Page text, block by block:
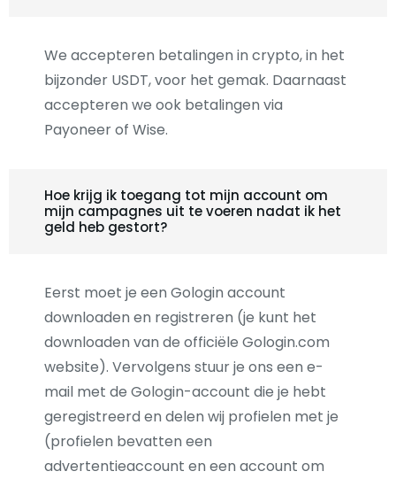
We accepteren betalingen in crypto, in het
bijzonder USDT, voor het gemak. Daarnaast
accepteren we ook betalingen via
Payoneer of Wise.
Hoe krijg ik toegang tot mijn account om
mijn campagnes uit te voeren nadat ik het
geld heb gestort?
Eerst moet je een Gologin account
downloaden en registreren (je kunt het
downloaden van de officiële Gologin.com
website). Vervolgens stuur je ons een e-
mail met de Gologin-account die je hebt
geregistreerd en delen wij profielen met je
(profielen bevatten een
advertentieaccount en een account om